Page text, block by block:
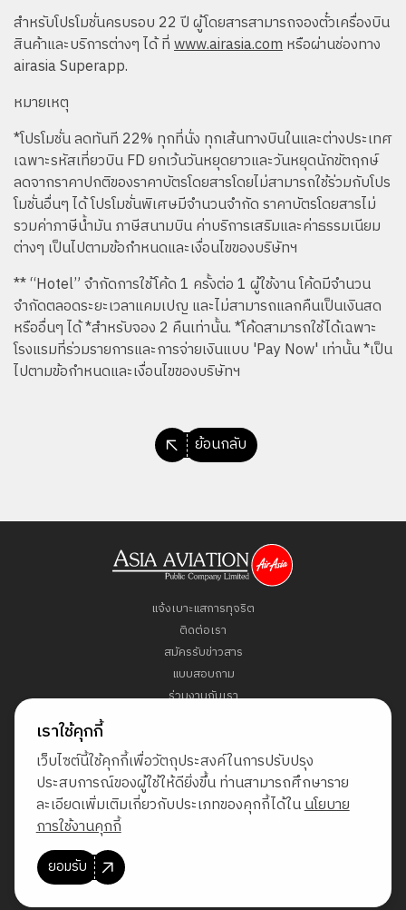
เราใช้คุกกี้
เว็บไซต์นี้ใช้คุกกี้เพื่อวัตถุประสงค์ในการปรับปรุง
ประสบการณ์ของผู้ใช้ให้ดียิ่งขึ้น ท่านสามารถศึกษาราย
ละเอียดเพิ่มเติมเกี่ยวกับประเภทของคุกกี้ได้ในนโยบาย
การใช้งานคุกกี้
ยอมรับ
สำหรับโปรโมชั่นครบรอบ 22 ปี ผู้โดยสารสามารถจองตั๋วเครื่องบิน
สินค้าและบริการต่างๆ ได้ ที่www.airasia.comหรือผ่านช่องทาง
airasia Superapp.
หมายเหตุ
*โปรโมชั่น ลดทันที 22% ทุกที่นั่ง ทุกเส้นทางบินในและต่างประเทศ
เฉพาะรหัสเที่ยวบิน FD ยกเว้นวันหยุดยาวและวันหยุดนักขัตฤกษ์
ลดจากราคาปกติของราคาบัตรโดยสารโดยไม่สามารถใช้ร่วมกับโปร
โมชั่นอื่นๆ ได้ โปรโมชั่นพิเศษมีจำนวนจำกัด ราคาบัตรโดยสารไม่
รวมค่าภาษีน้ำมัน ภาษีสนามบิน ค่าบริการเสริมและค่าธรรมเนียม
ต่างๆ เป็นไปตามข้อกำหนดและเงื่อนไขของบริษัทฯ
** “Hotel” จำกัดการใช้โค้ด 1 ครั้งต่อ 1 ผู้ใช้งาน โค้ดมีจำนวน
จำกัดตลอดระยะเวลาแคมเปญ และไม่สามารถแลกคืนเป็นเงินสด
หรืออื่นๆ ได้ *สำหรับจอง 2 คืนเท่านั้น. *โค้ดสามารถใช้ได้เฉพาะ
โรงแรมที่ร่วมรายการและการจ่ายเงินแบบ 'Pay Now' เท่านั้น *เป็น
ไปตามข้อกำหนดและเงื่อนไขของบริษัทฯ
ย้อนกลับ
แจ้งเบาะแสการทุจริต
ติดต่อเรา
สมัครรับข่าวสาร
แบบสอบถาม
ร่วมงานกับเรา
แผนผังเว็บไซต์
Direct Access to Fly AirAsia